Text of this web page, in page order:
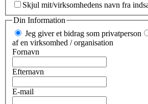
Skjul mit/virksomhedens navn fra
Din Information
Jeg giver et bidrag som privatperson
af en virksomhed / organisation
Fornavn
Efternavn
E-mail